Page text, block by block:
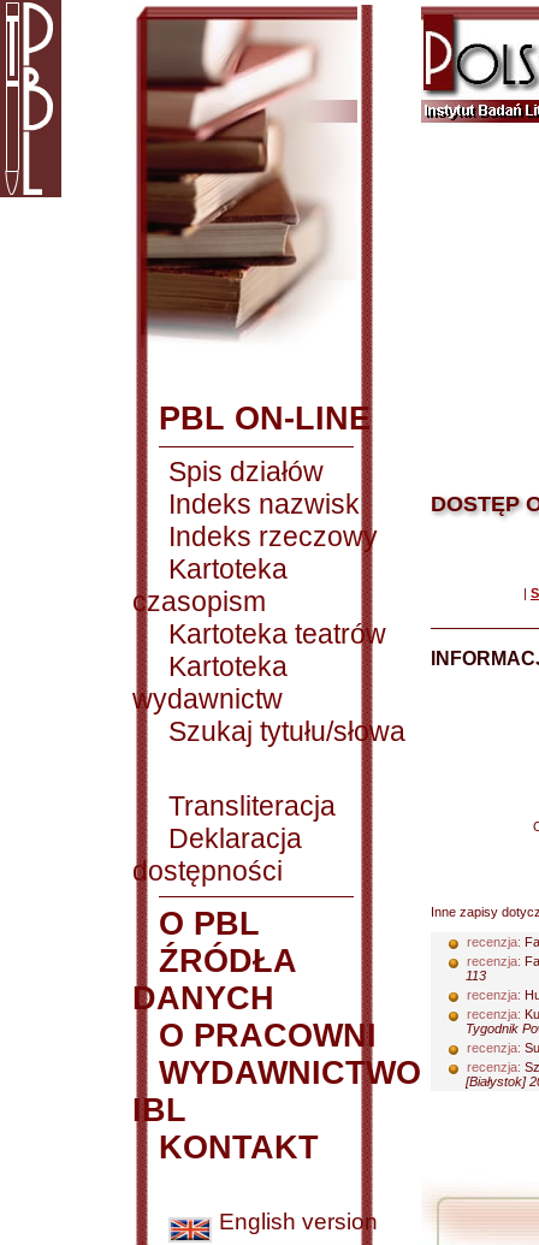
PBL ON-LINE
Spis działów
Indeks nazwisk
Indeks rzeczowy
Kartoteka
czasopism
Kartoteka teatrów
Kartoteka
wydawnictw
Szukaj tytułu/słowa
Transliteracja
Deklaracja
dostępności
O PBL
ŹRÓDŁA
DANYCH
O PRACOWNI
WYDAWNICTWO
IBL
KONTAKT
English version
DOSTĘP
|
Inne zapisy
recenzja:
recenzja:
113
recenzja:
recenzja:
Tygodnik
recenzja:
recenzja:
[Białystok]